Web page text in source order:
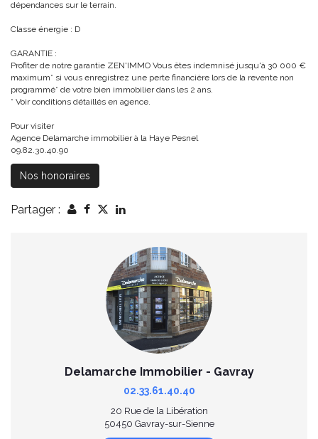
dépendances sur le terrain.
Classe énergie : D
GARANTIE :
Profiter de notre garantie ZEN'IMMO Vous êtes indemnisé jusqu'à 30 000 €
maximum* si vous enregistrez une perte financière lors de la revente non
programmé* de votre bien immobilier dans les 2 ans.
* Voir conditions détaillés en agence.
Pour visiter
Agence Delamarche immobilier à la Haye Pesnel
09.82.30.40.90
Nos honoraires
Partager :
Delamarche Immobilier - Gavray
02.33.61.40.40
20 Rue de la Libération
50450 Gavray-sur-Sienne